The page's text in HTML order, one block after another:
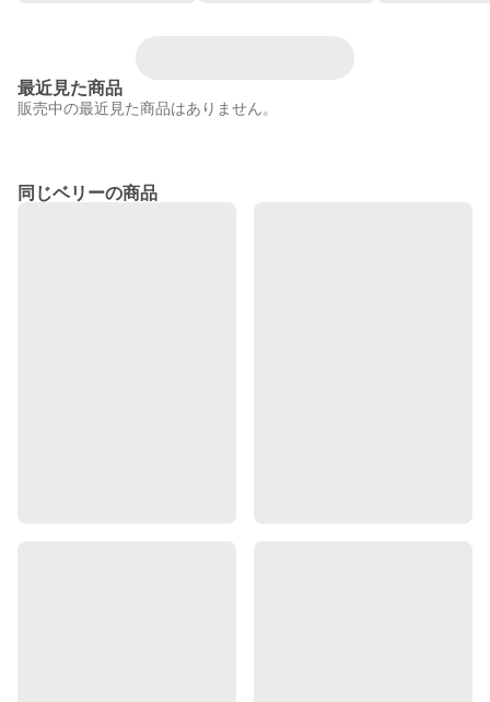
最近見た商品
販売中の最近見た商品はありません。
同じベリーの商品